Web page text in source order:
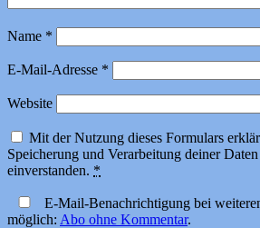
Name *
E-Mail-Adresse *
Website
Mit der Nutzung dieses Formulars
Speicherung und Verarbeitung deiner
einverstanden. *
E-Mail-Benachrichtigung bei
möglich: Abo ohne Kommentar.